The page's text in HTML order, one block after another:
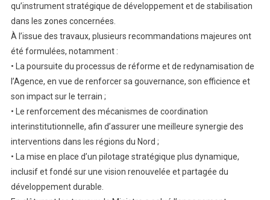
Mali
qu’instrument stratégique de développement et de stabilisation
dans les zones concernées.
À l’issue des travaux, plusieurs recommandations majeures ont
été formulées, notamment :
• La poursuite du processus de réforme et de redynamisation de
l’Agence, en vue de renforcer sa gouvernance, son efficience et
son impact sur le terrain ;
• Le renforcement des mécanismes de coordination
interinstitutionnelle, afin d’assurer une meilleure synergie des
interventions dans les régions du Nord ;
• La mise en place d’un pilotage stratégique plus dynamique,
inclusif et fondé sur une vision renouvelée et partagée du
développement durable.